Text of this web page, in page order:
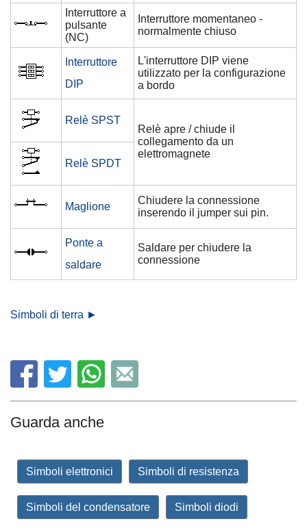
Interruttore a
pulsante
(NC)
Interruttore momentaneo -
normalmente chiuso
Interruttore
DIP
L'interruttore DIP viene
utilizzato per la configurazione
a bordo
Relè SPST
Relè apre / chiude il
collegamento da un
elettromagnete
Relè SPDT
Maglione
Chiudere la connessione
inserendo il jumper sui pin.
Ponte a
saldare
Saldare per chiudere la
connessione
Simboli di terra ►
Guarda anche
Simboli elettronici Simboli di resistenza
Simboli del condensatore Simboli diodi